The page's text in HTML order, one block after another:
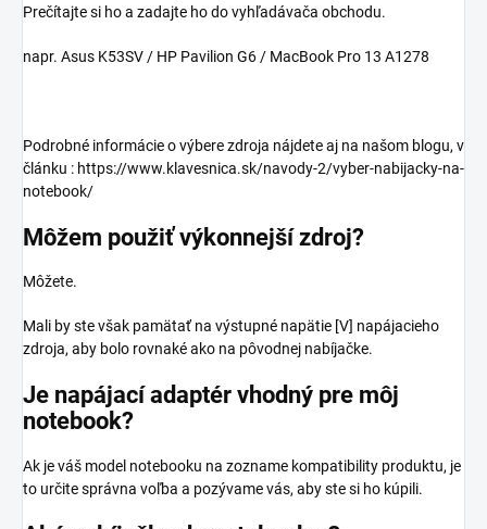
Prečítajte si ho a zadajte ho do vyhľadávača obchodu.
napr. Asus K53SV / HP Pavilion G6 / MacBook Pro 13 A1278
Podrobné informácie o výbere zdroja nájdete aj na našom blogu, v
článku : https://www.klavesnica.sk/navody-2/vyber-nabijacky-na-
notebook/
Môžem použiť výkonnejší zdroj?
Môžete.
Mali by ste však pamätať na výstupné napätie [V] napájacieho
zdroja, aby bolo rovnaké ako na pôvodnej nabíjačke.
Je napájací adaptér vhodný pre môj
notebook?
Ak je váš model notebooku na zozname kompatibility produktu, je
to určite správna voľba a pozývame vás, aby ste si ho kúpili.